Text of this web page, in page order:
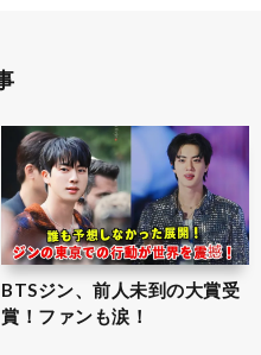
BTSジン、前人未到の大賞受
賞！ファンも涙！